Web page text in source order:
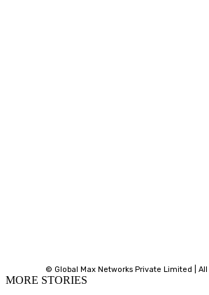
© Global Max Networks Private Limited | All
MORE STORIES